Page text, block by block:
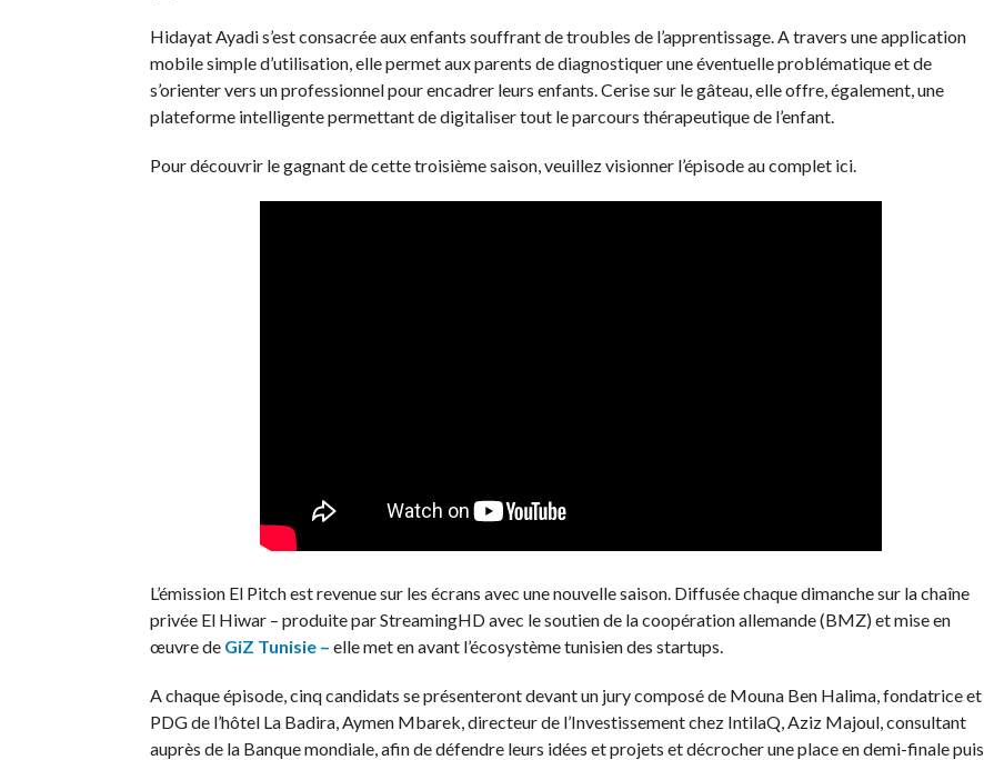
Hidayat Ayadi s’est consacrée aux enfants souffrant de troubles de l’apprentissage. A travers une application
mobile simple d’utilisation, elle permet aux parents de diagnostiquer une éventuelle problématique et de
s’orienter vers un professionnel pour encadrer leurs enfants. Cerise sur le gâteau, elle offre, également, une
plateforme intelligente permettant de digitaliser tout le parcours thérapeutique de l’enfant.
Pour découvrir le gagnant de cette troisième saison, veuillez visionner l’épisode au complet ici.
L’émission El Pitch est revenue sur les écrans avec une nouvelle saison. Diffusée chaque dimanche sur la chaîne
privée El Hiwar – produite par StreamingHD avec le soutien de la coopération allemande (BMZ) et mise en
œuvre de GiZ Tunisie – elle met en avant l’écosystème tunisien des startups.
A chaque épisode, cinq candidats se présenteront devant un jury composé de Mouna Ben Halima, fondatrice et
PDG de l’hôtel La Badira, Aymen Mbarek, directeur de l’Investissement chez IntilaQ, Aziz Majoul, consultant
auprès de la Banque mondiale, afin de défendre leurs idées et projets et décrocher une place en demi-finale puis